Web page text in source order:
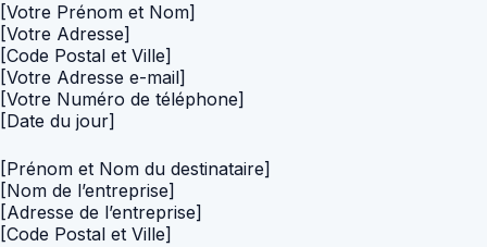
[Votre Prénom et Nom]
[Votre Adresse]
[Code Postal et Ville]
[Votre Adresse e-mail]
[Votre Numéro de téléphone]
[Date du jour]
[Prénom et Nom du destinataire]
[Nom de l’entreprise]
[Adresse de l’entreprise]
[Code Postal et Ville]